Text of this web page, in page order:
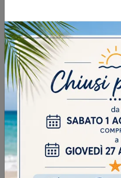
CAMERETTA FRANCESCO